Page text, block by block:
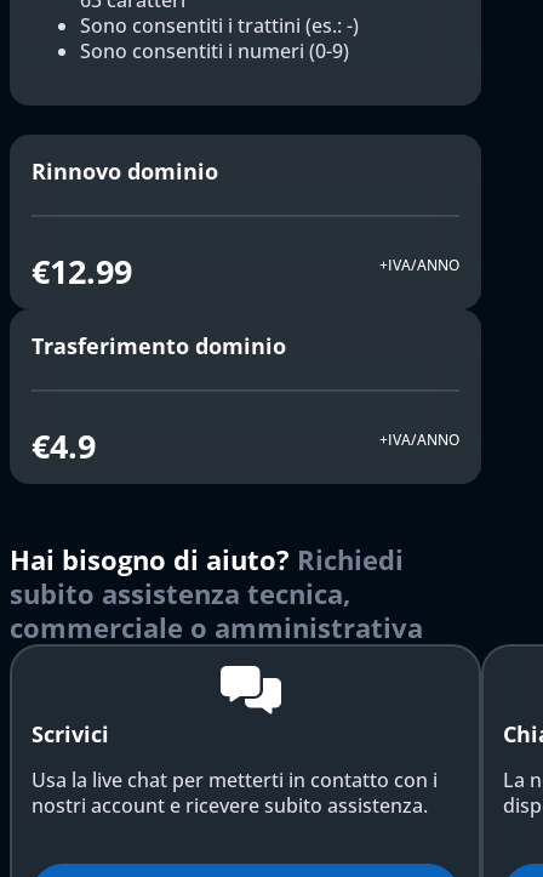
Sono consentiti i trattini (es.: -)
Sono consentiti i numeri (0-9)
Rinnovo dominio
€12.99 +IVA/ANNO
Trasferimento dominio
€4.9 +IVA/ANNO
Hai bisogno di aiuto? Richiedi
subito assistenza tecnica,
commerciale o amministrativa
Scrivici
Usa la live chat per metterti in contatto con i
nostri account e ricevere subito assistenza.
La